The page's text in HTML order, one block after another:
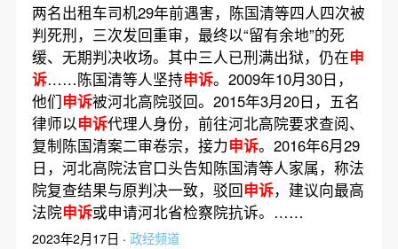
两名出租车司机29年前遇害，陈国清等四人四次被
判死刑，三次发回重审，最终以“留有余地”的死
缓、无期判决收场。其中三人已刑满出狱，仍在申
诉……陈国清等人坚持申诉。2009年10月30日，
他们申诉被河北高院驳回。2015年3月20日，五名
律师以申诉代理人身份，前往河北高院要求查阅、
复制陈国清案二审卷宗，接力申诉。2016年6月29
日，河北高院法官口头告知陈国清等人家属，称法
院复查结果与原判决一致，驳回申诉，建议向最高
法院申诉或申请河北省检察院抗诉。……
2023年2月17日 · 政经频道